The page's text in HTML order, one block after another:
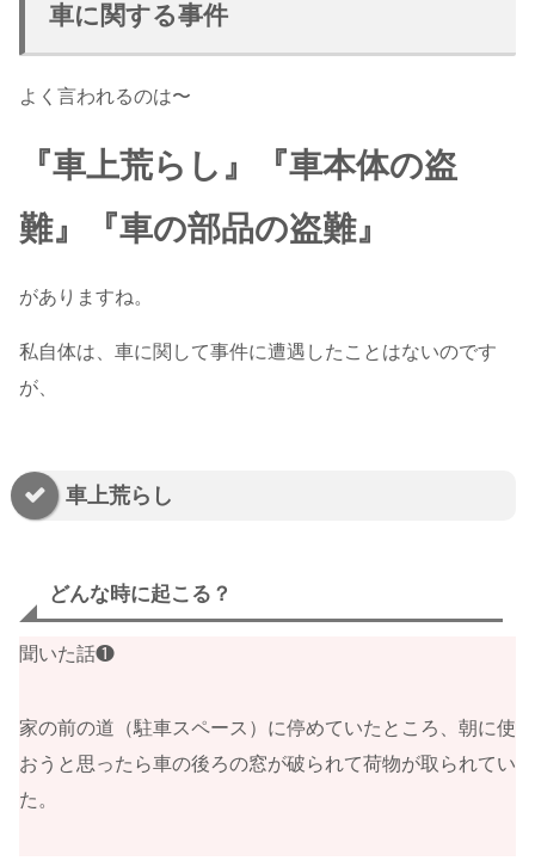
車に関する事件
よく言われるのは〜
『車上荒らし』『車本体の盗
難』『車の部品の盗難』
がありますね。
私自体は、車に関して事件に遭遇したことはないのです
が、
車上荒らし
どんな時に起こる？
聞いた話❶
家の前の道（駐車スペース）に停めていたところ、朝に使
おうと思ったら車の後ろの窓が破られて荷物が取られてい
た。